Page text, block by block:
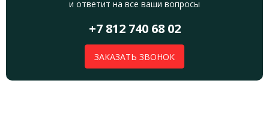
и ответит на все ваши вопросы
+7 812 740 68 02
ЗАКАЗАТЬ ЗВОНОК